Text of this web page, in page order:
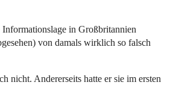
in Großbritannien
von damals wirklich so falsch
nicht. Andererseits hatte er sie im ersten